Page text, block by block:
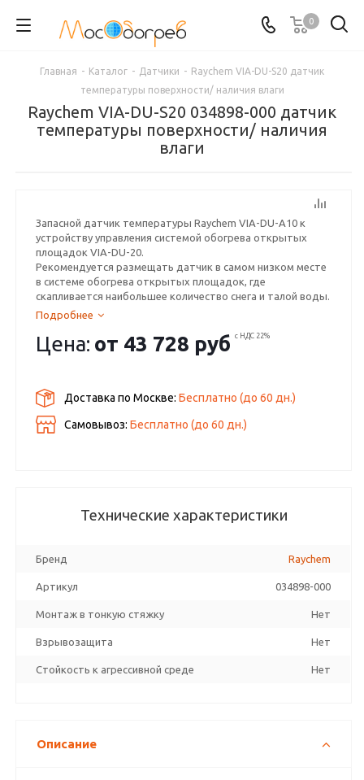
0
Главная - Каталог - Датчики - Raychem VIA-DU-S20 датчик
температуры поверхности/ наличия влаги
Raychem VIA-DU-S20 034898-000 датчик
температуры поверхности/ наличия
влаги
Запасной датчик температуры Raychem VIA-DU-A10 к
устройству управления системой обогрева открытых
площадок VIA-DU-20.
Рекомендуется размещать датчик в самом низком месте
в системе обогрева открытых площадок, где
скапливается наибольшее количество снега и талой воды.
Под заказ.
Подробнее
Цена: от 43 728 руб с НДС 22%
Доставка по Москве:Бесплатно (до60 дн.)
Самовывоз:Бесплатно (до60 дн.)
Технические характеристики
Бренд Raychem
Артикул 034898-000
Монтаж в тонкую стяжку Нет
Взрывозащита Нет
Стойкость к агрессивной среде Нет
Описание